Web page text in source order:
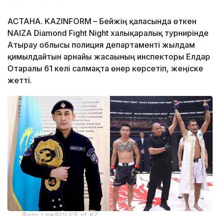
АСТАНА. KAZINFORM – Бейжің қаласында өткен
NAIZA Diamond Fight Night халықаралық турнирінде
Атырау облысы полиция департаменті жылдам
қимылдайтын арнайы жасағының инспекторы Елдар
Отаралы 61 келі салмақта өнер көрсетіп, жеңіске
жетті.